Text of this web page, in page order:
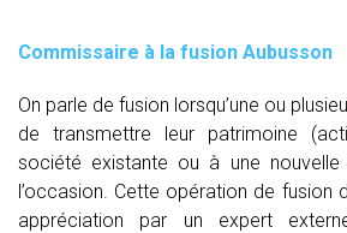
Commissaire à la fusion Aubusson
On parle de fusion lorsqu’une ou
de transmettre leur patrimoine
société existante ou à une
l’occasion. Cette opération de fusion
appréciation par un expert